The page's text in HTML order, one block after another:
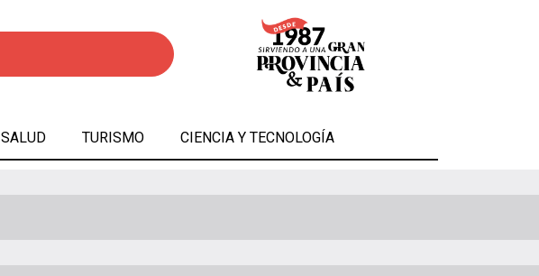
SALUD TURISMO CIENCIA Y TECNOLOGÍA